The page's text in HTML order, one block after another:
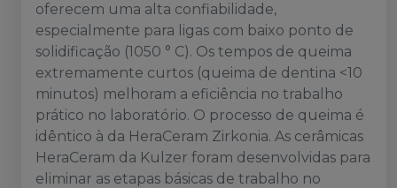
oferecem uma alta confiabilidade,
especialmente para ligas com baixo ponto de
solidificação (1050 ° C). Os tempos de queima
extremamente curtos (queima de dentina <10
minutos) melhoram a eficiência no trabalho
prático no laboratório. O processo de queima é
idêntico à da HeraCeram Zirkonia. As cerâmicas
HeraCeram da Kulzer foram desenvolvidas para
eliminar as etapas básicas de trabalho no